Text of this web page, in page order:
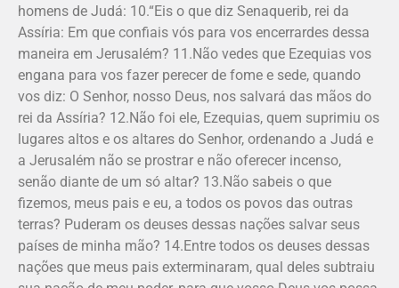
homens de Judá: 10.“Eis o que diz Senaquerib, rei da
Assíria: Em que confiais vós para vos encerrardes dessa
maneira em Jerusalém? 11.Não vedes que Ezequias vos
engana para vos fazer perecer de fome e sede, quando
vos diz: O Senhor, nosso Deus, nos salvará das mãos do
rei da Assíria? 12.Não foi ele, Ezequias, quem suprimiu os
lugares altos e os altares do Senhor, ordenando a Judá e
a Jerusalém não se prostrar e não oferecer incenso,
senão diante de um só altar? 13.Não sabeis o que
fizemos, meus pais e eu, a todos os povos das outras
terras? Puderam os deuses dessas nações salvar seus
países de minha mão? 14.Entre todos os deuses dessas
nações que meus pais exterminaram, qual deles subtraiu